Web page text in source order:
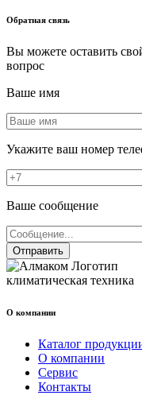
Обратная связь
Вы можете оставить
вопрос
Ваше имя
Укажите ваш номер
Ваше сообщение
Отправить
климатическая техника
О компании
Каталог
О компании
Сервис
Контакты